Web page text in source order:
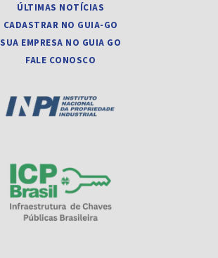
ÚLTIMAS NOTÍCIAS
CADASTRAR NO GUIA-GO
SUA EMPRESA NO GUIA GO
FALE CONOSCO